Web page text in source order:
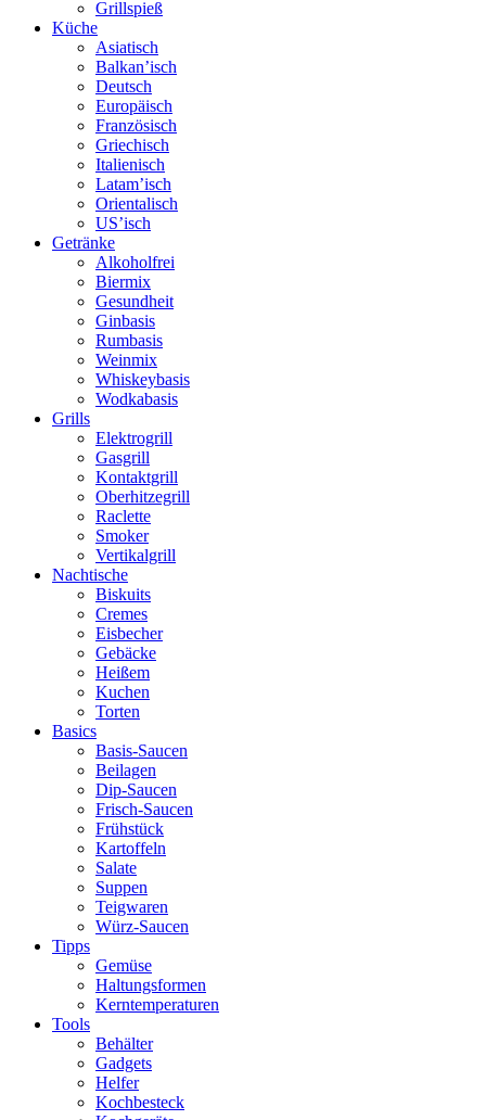
Grillspieß
Küche
Asiatisch
Balkan’isch
Deutsch
Europäisch
Französisch
Griechisch
Italienisch
Latam’isch
Orientalisch
US’isch
Getränke
Alkoholfrei
Biermix
Gesundheit
Ginbasis
Rumbasis
Weinmix
Whiskeybasis
Wodkabasis
Grills
Elektrogrill
Gasgrill
Kontaktgrill
Oberhitzegrill
Raclette
Smoker
Vertikalgrill
Nachtische
Biskuits
Cremes
Eisbecher
Gebäcke
Heißem
Kuchen
Torten
Basics
Basis-Saucen
Beilagen
Dip-Saucen
Frisch-Saucen
Frühstück
Kartoffeln
Salate
Suppen
Teigwaren
Würz-Saucen
Tipps
Gemüse
Haltungsformen
Kerntemperaturen
Tools
Behälter
Gadgets
Helfer
Kochbesteck